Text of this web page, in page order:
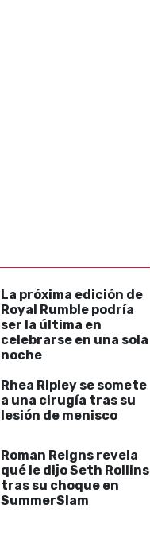
La próxima edición de
Royal Rumble podría
ser la última en
celebrarse en una sola
noche
Rhea Ripley se somete
a una cirugía tras su
lesión de menisco
Roman Reigns revela
qué le dijo Seth Rollins
tras su choque en
SummerSlam